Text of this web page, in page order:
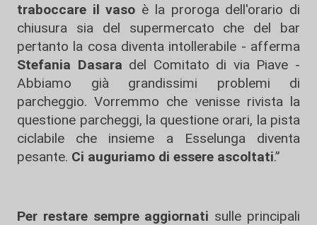
traboccare il vaso è la proroga dell'orario di
chiusura sia del supermercato che del bar
pertanto la cosa diventa intollerabile - afferma
Stefania Dasara del Comitato di via Piave -
Abbiamo già grandissimi problemi di
parcheggio. Vorremmo che venisse rivista la
questione parcheggi, la questione orari, la pista
ciclabile che insieme a Esselunga diventa
pesante. Ci auguriamo di essere ascoltati.”
Per restare sempre aggiornati sulle principali